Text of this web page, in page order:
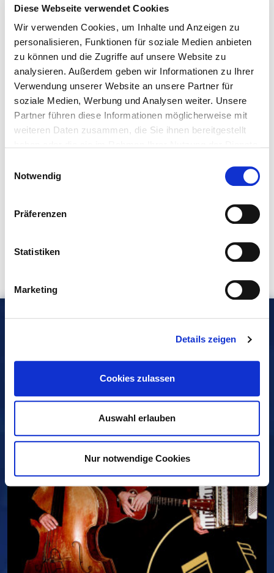
Diese Webseite verwendet Cookies
Wir verwenden Cookies, um Inhalte und Anzeigen zu
personalisieren, Funktionen für soziale Medien anbieten
zu können und die Zugriffe auf unsere Website zu
analysieren. Außerdem geben wir Informationen zu Ihrer
Verwendung unserer Website an unsere Partner für
soziale Medien, Werbung und Analysen weiter. Unsere
Partner führen diese Informationen möglicherweise mit
weiteren Daten zusammen, die Sie ihnen bereitgestellt
Notwendig
Präferenzen
Statistiken
Marketing
Details zeigen
Cookies zulassen
Auswahl erlauben
Nur notwendige Cookies
Ralf Samland vorgetragen werden.
Musikalisch stimmig begleitet von der sehr beliebten
Hoabergmusi mit Zitherkönigin Christine Heindl. Sie
singen und spielen heitere, stimmige Volksweisen.
Mitsingen ausdrücklich erwünscht!
Arrangiert von Christine Neubauer
Bitte beachten Sie:
Volljährigkeit zulässig.
Produkt-Nr.: BFU-E-1122438
FÜR SIE EMPFOHLEN
EVENT